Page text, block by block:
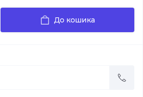
До кошика